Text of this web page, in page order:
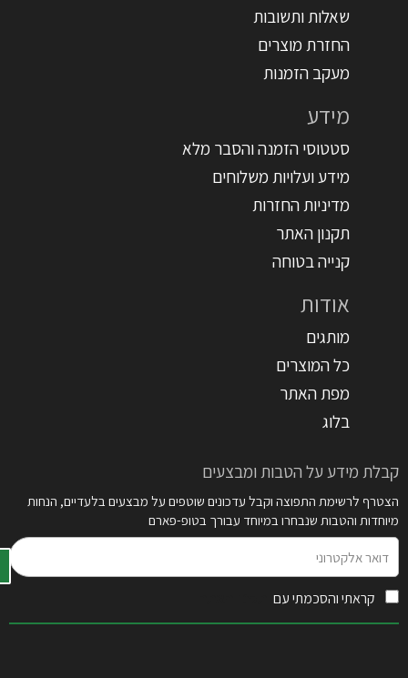
שאלות ותשובות
החזרת מוצרים
מעקב הזמנות
מידע
סטטוסי הזמנה והסבר מלא
מידע ועלויות משלוחים
מדיניות החזרות
תקנון האתר
קנייה בטוחה
אודות
מותגים
כל המוצרים
מפת האתר
בלוג
קבלת מידע על הטבות ומבצעים
הצטרף לרשימת התפוצה וקבל עדכונים שוטפים על מבצעים בלעדיים, הנחות
מיוחדות והטבות שנבחרו במיוחד עבורך בטופ-פארם
אלקטרוני
קראתי והסכמתי עם